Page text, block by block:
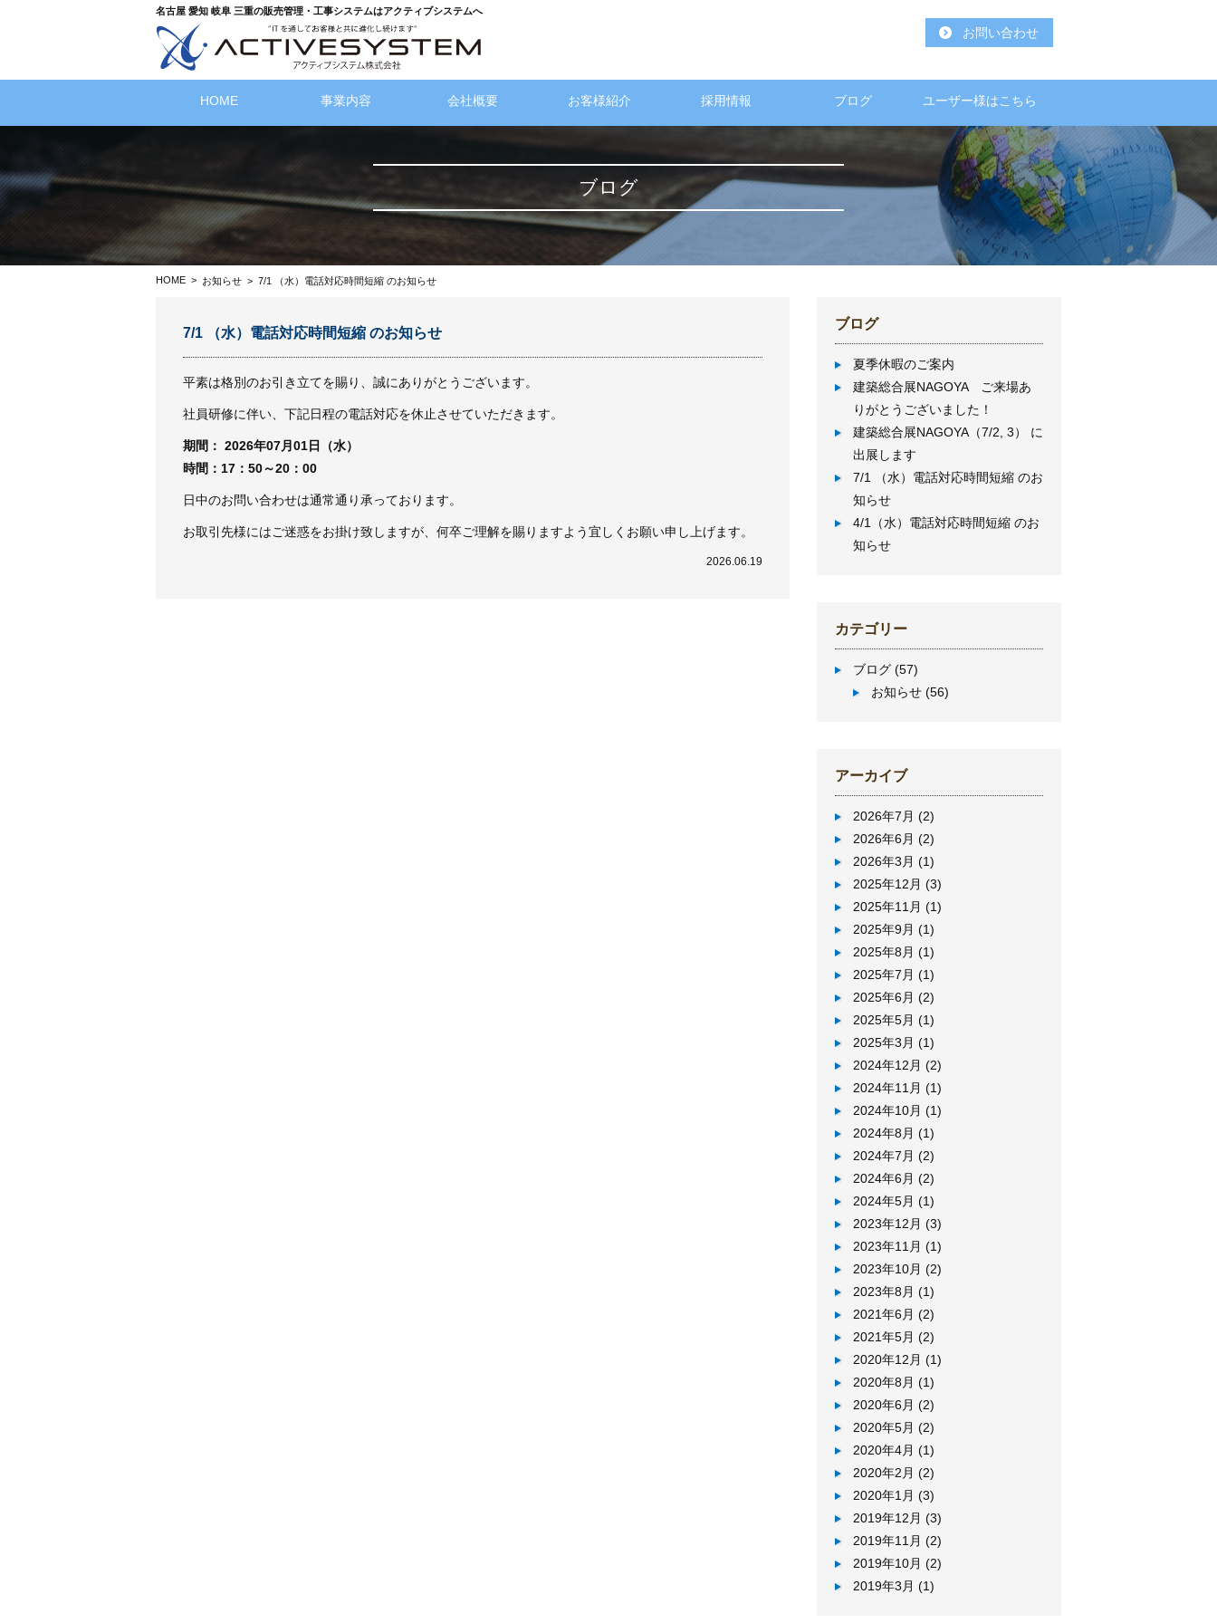
名古屋 愛知 岐阜 三重の販売管理・工事システムはアクティブシステムへ
お問い合わせ
HOME 事業内容 会社概要 お客様紹介 採用情報 ブログ ユーザー様はこちら
ブログ
HOME > お知らせ > 7/1 （水）電話対応時間短縮 のお知らせ
7/1 （水）電話対応時間短縮 のお知らせ
平素は格別のお引き立てを賜り、誠にありがとうございます。
社員研修に伴い、下記日程の電話対応を休止させていただきます。
期間： 2026年07月01日（水）
時間：17：50～20：00
日中のお問い合わせは通常通り承っております。
お取引先様にはご迷惑をお掛け致しますが、何卒ご理解を賜りますよう宜しくお願い申し上げます。
2026.06.19
ブログ
夏季休暇のご案内
建築総合展NAGOYA ご来場あ
りがとうございました！
建築総合展NAGOYA（7/2, 3） に
出展します
7/1 （水）電話対応時間短縮 のお
知らせ
4/1（水）電話対応時間短縮 のお
知らせ
カテゴリー
ブログ (57)
お知らせ (56)
アーカイブ
2026年7月 (2)
2026年6月 (2)
2026年3月 (1)
2025年12月 (3)
2025年11月 (1)
2025年9月 (1)
2025年8月 (1)
2025年7月 (1)
2025年6月 (2)
2025年5月 (1)
2025年3月 (1)
2024年12月 (2)
2024年11月 (1)
2024年10月 (1)
2024年8月 (1)
2024年7月 (2)
2024年6月 (2)
2024年5月 (1)
2023年12月 (3)
2023年11月 (1)
2023年10月 (2)
2023年8月 (1)
2021年6月 (2)
2021年5月 (2)
2020年12月 (1)
2020年8月 (1)
2020年6月 (2)
2020年5月 (2)
2020年4月 (1)
2020年2月 (2)
2020年1月 (3)
2019年12月 (3)
2019年11月 (2)
2019年10月 (2)
2019年3月 (1)